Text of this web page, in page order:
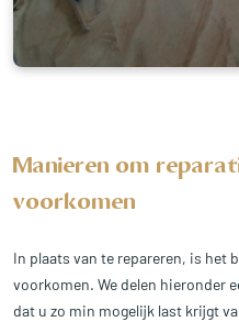
Manieren om
voorkomen
In plaats van te repareren, is het
voorkomen. We delen hieronder
dat u zo min mogelijk last krijgt